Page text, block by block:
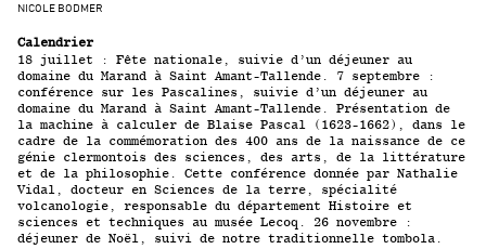
NICOLE BODMER
Calendrier
18 juillet : Fête nationale, suivie d’un déjeuner au
domaine du Marand à Saint Amant-Tallende. 7 septembre :
conférence sur les Pascalines, suivie d’un déjeuner au
domaine du Marand à Saint Amant-Tallende. Présentation de
la machine à calculer de Blaise Pascal (1623-1662), dans le
cadre de la commémoration des 400 ans de la naissance de ce
génie clermontois des sciences, des arts, de la littérature
et de la philosophie. Cette conférence donnée par Nathalie
Vidal, docteur en Sciences de la terre, spécialité
volcanologie, responsable du département Histoire et
sciences et techniques au musée Lecoq. 26 novembre :
déjeuner de Noël, suivi de notre traditionnelle tombola.